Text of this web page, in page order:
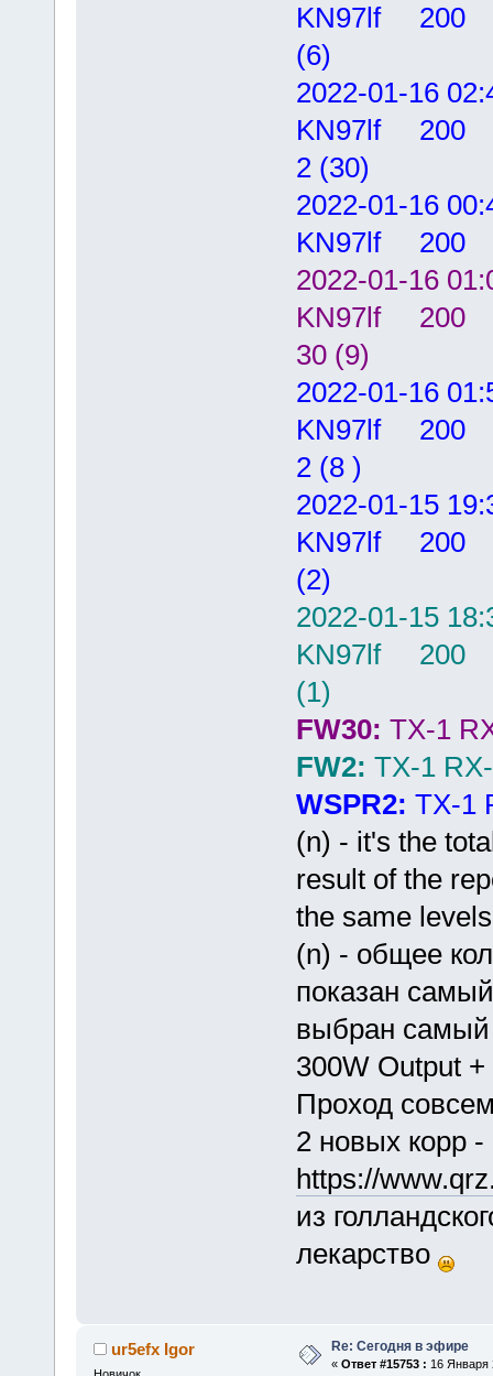
KN97lf
(6)
2022-01-
KN97lf
2 (30)
2022-01-
KN97lf
2022-01-
KN97lf
30 (9)
2022-01-
KN97lf
2 (8 )
2022-01-
KN97lf
(2)
2022-01-
KN97lf
(1)
FW30: TX-1
FW2: TX-1
WSPR2: TX-1
(n) - it's the
result of the
the same levels
(n) - общее
показан
выбран
300W Output
Проход
2 новых корр
https://
из
лекарство
ur5efx Igor Re: Сегодня в эфире
« Ответ #15753 : 16 Января